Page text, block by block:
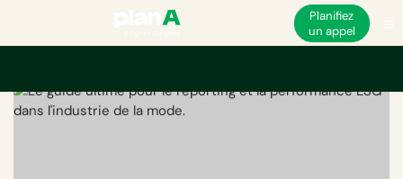
Planifiez
un appel